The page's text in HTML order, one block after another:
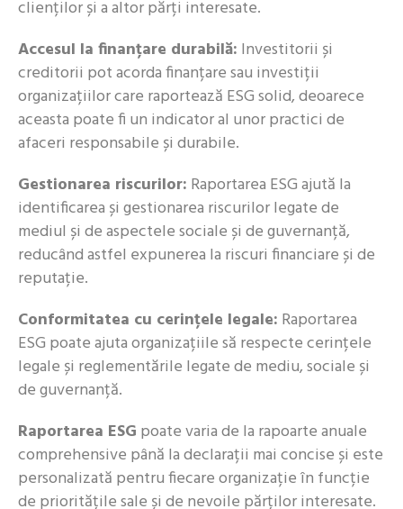
clienților și a altor părți interesate.
Accesul la finanțare durabilă: Investitorii și
creditorii pot acorda finanțare sau investiții
organizațiilor care raportează ESG solid, deoarece
aceasta poate fi un indicator al unor practici de
afaceri responsabile și durabile.
Gestionarea riscurilor: Raportarea ESG ajută la
identificarea și gestionarea riscurilor legate de
mediul și de aspectele sociale și de guvernanță,
reducând astfel expunerea la riscuri financiare și de
reputație.
Conformitatea cu cerințele legale: Raportarea
ESG poate ajuta organizațiile să respecte cerințele
legale și reglementările legate de mediu, sociale și
de guvernanță.
Raportarea ESG poate varia de la rapoarte anuale
comprehensive până la declarații mai concise și este
personalizată pentru fiecare organizație în funcție
de prioritățile sale și de nevoile părților interesate.